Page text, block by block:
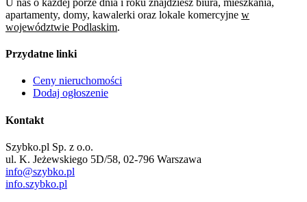
apartamenty, domy, kawalerki oraz lokale komercyjne w
województwie Podlaskim.
Przydatne linki
Ceny nieruchomości
Dodaj ogłoszenie
Kontakt
Szybko.pl Sp. z o.o.
ul. K. Jeżewskiego 5D/58, 02-796 Warszawa
info@szybko.pl
info.szybko.pl